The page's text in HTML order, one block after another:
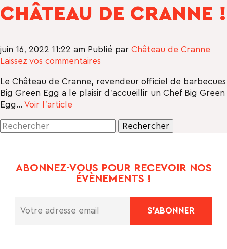
CHÂTEAU DE CRANNE !
juin 16, 2022 11:22 am Publié par Château de Cranne
Laissez vos commentaires
Le Château de Cranne, revendeur officiel de barbecues
Big Green Egg a le plaisir d’accueillir un Chef Big Green
Egg... Voir l'article
Rechercher
ABONNEZ-VOUS POUR RECEVOIR NOS
ÉVÈNEMENTS !